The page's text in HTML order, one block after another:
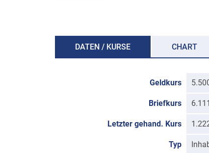
DATEN / KURSE CHART
Geldkurs
Briefkurs
Letzter gehand. Kurs
Typ